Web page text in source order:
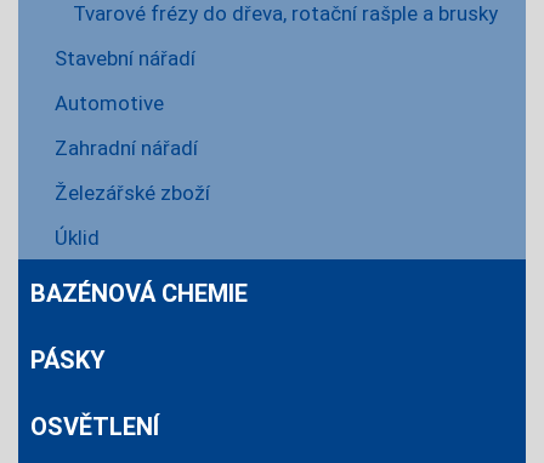
Tvarové frézy do dřeva, rotační rašple a brusky
Stavební nářadí
Automotive
Zahradní nářadí
Železářské zboží
Úklid
BAZÉNOVÁ CHEMIE
PÁSKY
OSVĚTLENÍ